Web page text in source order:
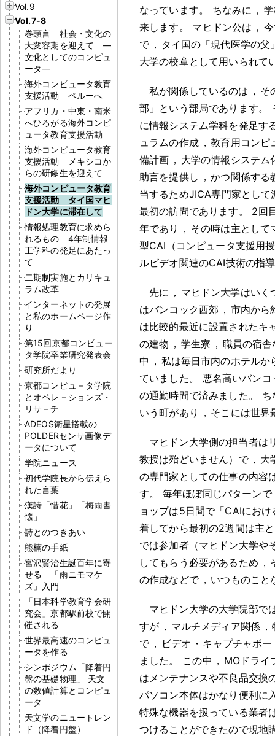
Vol.9
Vol.7-8
巻頭言 社会・文化の
大変容期を迎えて ―
文化としてのコンピュ
ータ―
海外コンピュータ教育
支援活動 ペルーへ
アフリカ・中東・南米
へひろがる海外コンピ
ュータ教育支援活動
海外コンピュータ教育
支援活動 メキシコか
らの研修生を迎えて
海外コンピュータ教育
支援活動 タイ国マヒ
ドン大学に滞在して
情報処理教育に求めら
れるもの 4年制情報
工学科の発足にあたっ
て
二期制実施とカリキュ
ラム改革
インターネットの発展
と私のホームページ作
り
第15回京都コンピュー
タ学院卒業研究発表会
研究所だより
京都コンピュ－タ学院
とオペレ－ションズ・
リサ－チ
ADEOS衛星搭載の
POLDERセンサ画像デ
ータについて
学院ニュース
初代学院長から伝えら
れた言葉
漢詩「惜花」「梅雨書
懐」
詩とのつきあい
熊楠の手紙
宮沢賢治生誕百年に寄
せる 「雨ニモマケ
ズ」入門
「日本科学教育学会研
究会」京都駅前校で開
催される
世界最高速のコンピュ
ータを作る
シンポジウム「降着円
盤の基礎物理」 天文
の数値計算とコンピュ
ータ
天文学のニュートレン
ド（降着円盤）
なっています。 ちなみに ，
来します 。 マヒドン公は ，
で ， タイ国の「現代医学の
大学の校章として用いられて
私が関係しているのは ， そ
部」という部局であります。
に情報システム学科を発足す
ュラムの作成 ， 教育用コンピ
備計画 ， 大学の情報システム
助言を提供し ， かつ関係する
当するためJICA専門家として
最初の訪問であります 。
2回
年であり
， その時は主として
型CAI（コンピュータ支援用
ルビデオ関連のCAI技術の指
先に ， マヒドン大学はいく
はバンコック西郊 ， 市内から
は比較的最近に設置されたキ
の建物 ， 学生寮 ， 職員の宿
中 ， 私は毎日市内のホテルか
ていました 。
悪名高いバン
の通勤時間で済みました 。
ち
いう町があり
， そこには世界
マヒドン大学側の担当者は
教授は殆どいません）で ， 大
の専門家としての仕事の内容
す。 毎年ほぼ同じパターンで
ョップは5日間で「CAIにお
着してから最初の2週間は主
では参加者（マヒドン大学や
してもらう必要があるため ，
の作成などで ， いつものこと
マヒドン大学の大学院部で
すが ， マルチメディア関係 ，
で ， ビデオ ・ キャプチャボ
ました 。 この中 ， MOドライ
はメンテナンスや不良品交換
パソコン本体はかなり便利に
特殊な機器を扱っている業者
つけることができたので現地